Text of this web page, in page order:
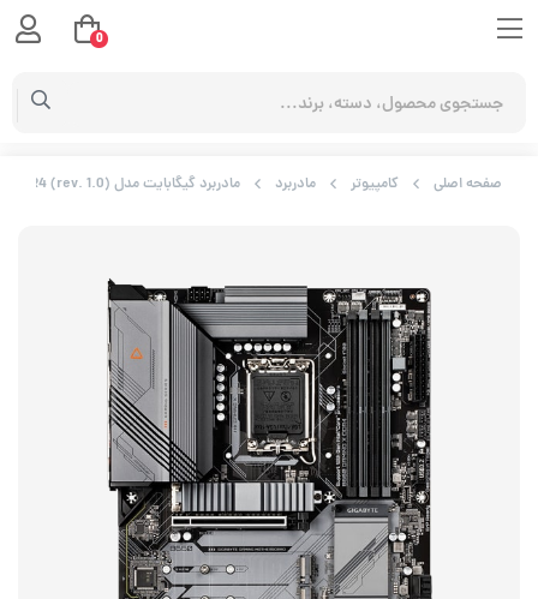
صفحه اصلی کامپیوتر مادربرد مادربرد گیگابایت مدل B660 GAMING X DDR4 (rev. 1.0)
0